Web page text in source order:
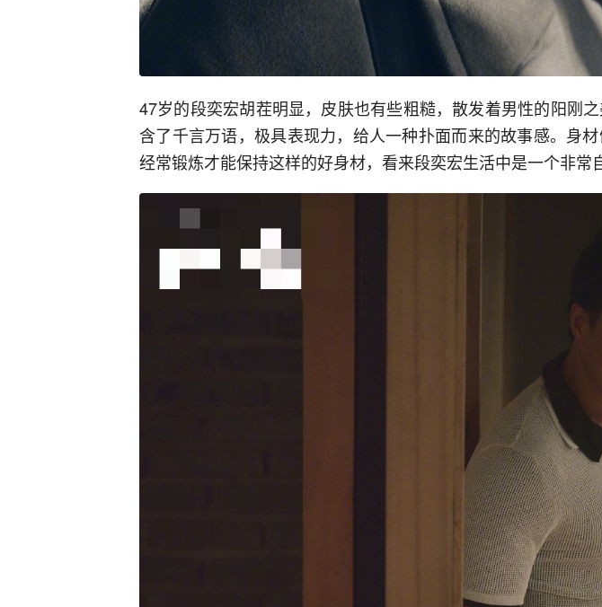
47岁的段奕宏胡茬明显，皮肤也有些粗糙，散发着男性的阳刚
含了千言万语，极具表现力，给人一种扑面而来的故事感。身
经常锻炼才能保持这样的好身材，看来段奕宏生活中是一个非常